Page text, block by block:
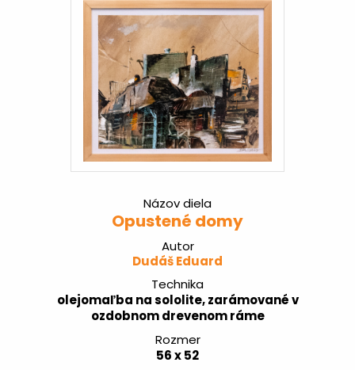
Názov diela
Opustené domy
Autor
Dudáš Eduard
Technika
olejomaľba na sololite, zarámované v
ozdobnom drevenom ráme
Rozmer
56 x 52